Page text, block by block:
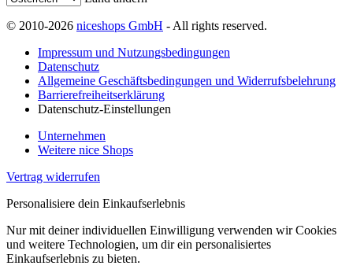
© 2010-2026 niceshops GmbH - All rights reserved.
Impressum und Nutzungsbedingungen
Datenschutz
Allgemeine Geschäftsbedingungen und Widerrufsbelehrung
Barrierefreiheitserklärung
Datenschutz-Einstellungen
Unternehmen
Weitere nice Shops
Vertrag widerrufen
Personalisiere dein Einkaufserlebnis
Nur mit deiner individuellen Einwilligung verwenden wir Cookies
und weitere Technologien, um dir ein personalisiertes
Einkaufserlebnis zu bieten.